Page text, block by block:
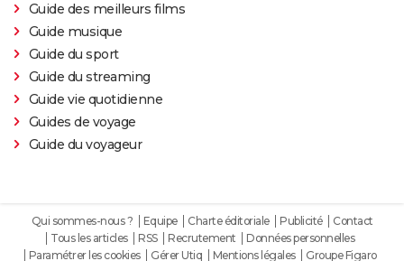
Guide des meilleurs films
Guide musique
Guide du sport
Guide du streaming
Guide vie quotidienne
Guides de voyage
Guide du voyageur
Qui sommes-nous ? Equipe Charte éditoriale Publicité
Contact
Tous les articles
RSS Recrutement
Données personnelles
Paramétrer les cookies
Gérer Utiq Mentions légales Groupe Figaro